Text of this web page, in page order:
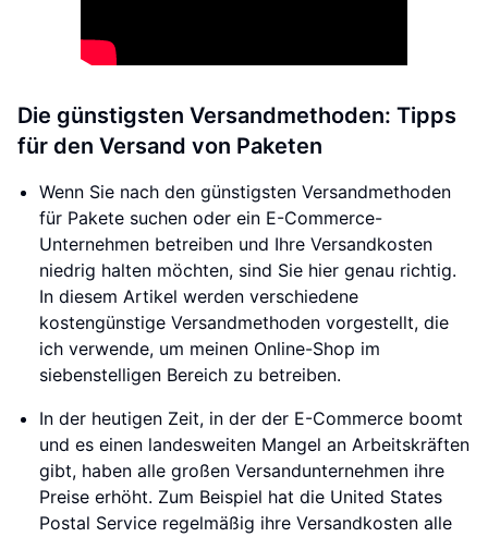
Die günstigsten Versandmethoden: Tipps
für den Versand von Paketen
Wenn Sie nach den günstigsten Versandmethoden
für Pakete suchen oder ein E-Commerce-
Unternehmen betreiben und Ihre Versandkosten
niedrig halten möchten, sind Sie hier genau richtig.
In diesem Artikel werden verschiedene
kostengünstige Versandmethoden vorgestellt, die
ich verwende, um meinen Online-Shop im
siebenstelligen Bereich zu betreiben.
In der heutigen Zeit, in der der E-Commerce boomt
und es einen landesweiten Mangel an Arbeitskräften
gibt, haben alle großen Versandunternehmen ihre
Preise erhöht. Zum Beispiel hat die United States
Postal Service regelmäßig ihre Versandkosten alle